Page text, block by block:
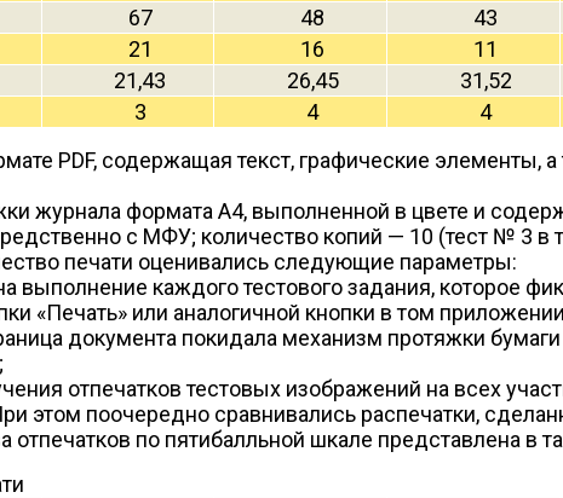
67 48 43
21 16 11
21,43 26,45 31,52
3 4 4
PDF, содержащая текст, графические элементы,
журнала формата А4, выполненной в цвете и
с МФУ; количество копий — 10 (тест № 3 в
печати оценивались следующие параметры:
выполнение каждого тестового задания, которое
«Печать» или аналогичной кнопки в том
документа покидала механизм протяжки
отпечатков тестовых изображений на всех
этом поочередно сравнивались распечатки,
отпечатков по пятибалльной шкале представлена в